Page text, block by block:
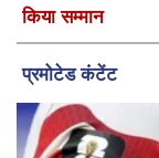
किया सम्मान